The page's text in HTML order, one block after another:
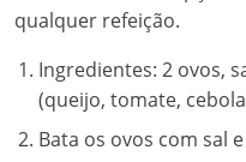
qualquer refeição.
Ingredientes: 2 ovos,
(queijo, tomate,
Bata os ovos com sal